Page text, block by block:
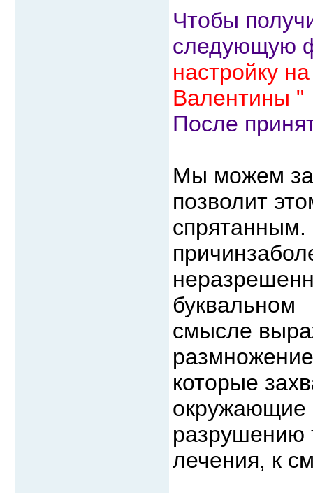
Чтобы
следующую
настройку
Валентины "
После
Мы можем
позволит
спрятанным.
буквальном
смысле
которые
окружающие
разрушению
лечения, к